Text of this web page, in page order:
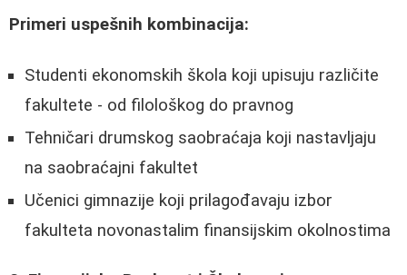
Primeri uspešnih kombinacija:
Studenti ekonomskih škola koji upisuju različite
fakultete - od filološkog do pravnog
Tehničari drumskog saobraćaja koji nastavljaju
na saobraćajni fakultet
Učenici gimnazije koji prilagođavaju izbor
fakulteta novonastalim finansijskim okolnostima